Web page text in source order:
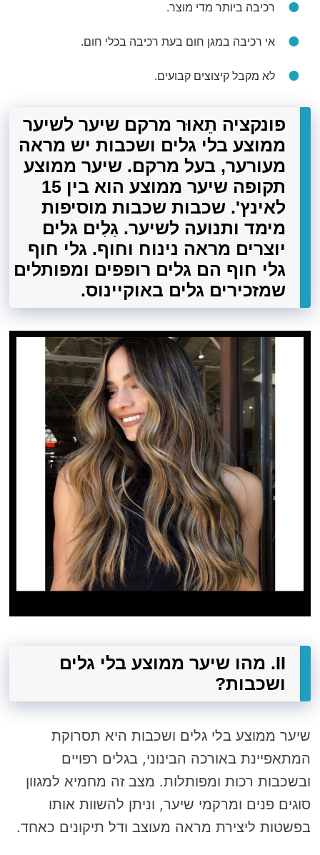
רכיבה ביותר מדי מוצר.
אי רכיבה במגן חום בעת רכיבה בכלי חום.
לא מקבל קיצוצים קבועים.
פונקציה תֵאוּר מרקם שיער לשיער
ממוצע בלי גלים ושכבות יש מראה
מעורער, בעל מרקם. שיער ממוצע
תקופה שיער ממוצע הוא בין 15
לאינץ'. שכבות שכבות מוסיפות
מימד ותנועה לשיער. גַלִים גלים
יוצרים מראה נינוח וחוף. גלי חוף
גלי חוף הם גלים רופפים ומפותלים
שמזכירים גלים באוקיינוס.
II. מהו שיער ממוצע בלי גלים
ושכבות?
שיער ממוצע בלי גלים ושכבות היא תסרוקת
המתאפיינת באורכה הבינוני, בגלים רפויים
ובשכבות רכות ומפותלות. מצב זה מחמיא למגוון
סוגים פנים ומרקמי שיער, וניתן להשוות אותו
בפשטות ליצירת מראה מעוצב ודל תיקונים כאחד.